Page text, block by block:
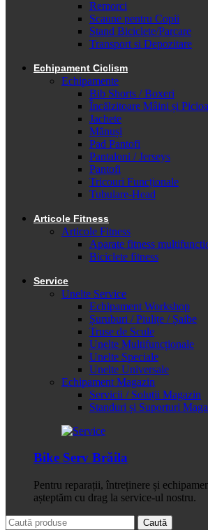
Remorci
Scaune pentru Copii
Stand Biciclete/Parcare
Transport si Depozitare
Echipament Ciclism
Echipamente
Bib Shorts / Boxeri
Încălzitoare Mâini și
Jachete
Mănuși
Pad Pantofi
Pantaloni / Jerseys
Pantofi
Tricouri Funcționale
Tubulare-Head
Articole Fitness
Articole Fitness
Aparate fitness
Biciclete fitness
Service
Unelte Service
Echipament Workshop
Șuruburi / Piulițe / Șaibe
Truse de Scule
Unelte Multifuncționale
Unelte Speciale
Unelte Universale
Echipament Magazin
Servicii / Soluții Magazin
Standuri și Suporturi
Bike Serv Brăila
Pentru reparații, întreținere și
așteptăm cu drag la service-ul nostru.
Caută